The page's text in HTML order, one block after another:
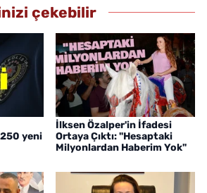
çekebilir
yeni
İlksen Özalper'in İfadesi
Ortaya Çıktı: "Hesaptaki
Milyonlardan Haberim Yok"